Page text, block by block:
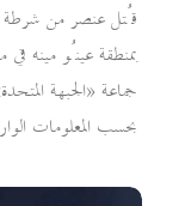
قُتل عنصر من شرطة
بمنطقة عينُو مينه في
جماعة «الجبهة
بحسب المعلومات